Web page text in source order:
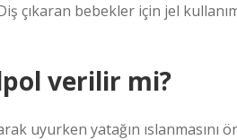
çıkaran bebekler için jel
verilir mi?
uyurken yatağın ıslanmasını